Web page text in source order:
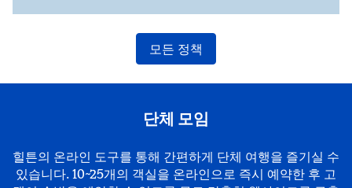
모든 정책
단체 모임
힐튼의 온라인 도구를 통해 간편하게 단체 여행을 즐기실 수
있습니다. 10~25개의 객실을 온라인으로 즉시 예약한 후 고